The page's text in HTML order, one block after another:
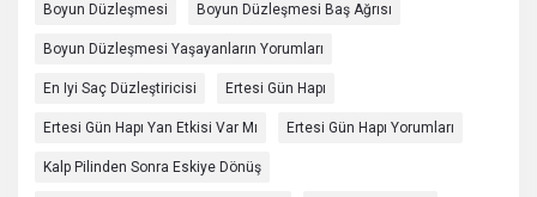
Boyun Düzleşmesi Boyun Düzleşmesi Baş Ağrısı
Boyun Düzleşmesi Yaşayanların Yorumları
En Iyi Saç Düzleştiricisi Ertesi Gün Hapı
Ertesi Gün Hapı Yan Etkisi Var Mı Ertesi Gün Hapı Yorumları
Kalp Pilinden Sonra Eskiye Dönüş